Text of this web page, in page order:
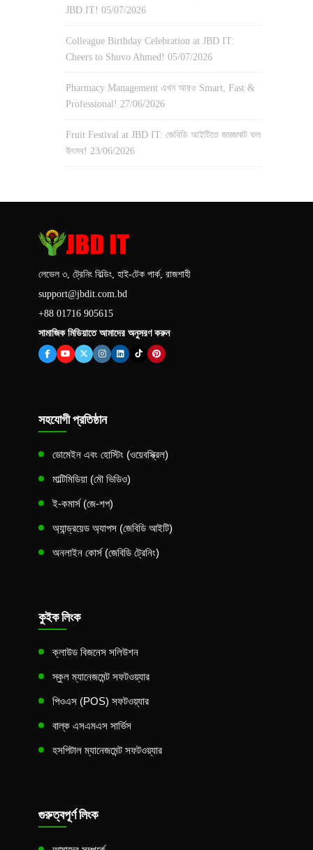
JBD IT! 05/07/2026
Colleague Birthday Celebration at JBD IT:
Cheers to Shuvo Ahmed! 05/07/2026
Pharmacy Management এখন আরও Smart, Fast &
Professional! 27/06/2026
Fruit Festival at JBD IT: জেবিডি আইটিতে জমজমাট ফল
উৎসব! 23/06/2026
লেভেল ৩, ট্রেনিং বিল্ডিং, হাই-টেক পার্ক, রাজশাহী
support@jbdit.com.bd
+88 01716 905615
সামাজিক মিডিয়াতে আমাদের অনুসরণ করুন
সহযোগী প্রতিষ্ঠান
ডোমেইন এবং হোস্টিং (ওয়েবস্ক্রিল)
মাল্টিমিডিয়া (মৌ ভিডিও)
ই-কমার্স (জে-শপ)
অ্যান্ড্রয়েড অ্যাপস (জেবিডি আইটি)
অনলাইন কোর্স (জেবিডি ট্রেনিং)
কুইক লিংক
ক্লাউড বিজনেস সলিউশন
স্কুল ম্যানেজমেন্ট সফটওয়্যার
পিওএস (POS) সফটওয়্যার
বাল্ক এসএমএস সার্ভিস
হসপিটাল ম্যানেজমেন্ট সফটওয়্যার
গুরুত্বপূর্ণ লিংক